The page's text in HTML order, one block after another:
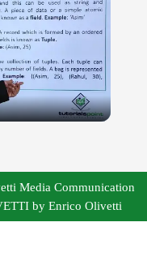
Media Communication
by Enrico Olivetti